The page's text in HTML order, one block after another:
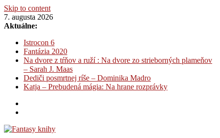
Skip to content
7. augusta 2026
Aktuálne:
Istrocon 6
Fantázia 2020
Na dvore z tŕňov a ruží : Na dvore zo strieborných plameňov
– Sarah J. Maas
Dediči posmrtnej ríše – Dominika Madro
Katja – Prebudená mágia: Na hrane rozprávky